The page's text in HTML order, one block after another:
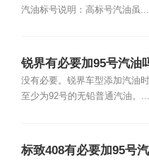
汽油标号说明：高标号汽油虽...
锐界有必要加95号汽油
没有必要。锐界车型添加汽油
至少为92号的无铅普通汽油。...
标致408有必要加95号